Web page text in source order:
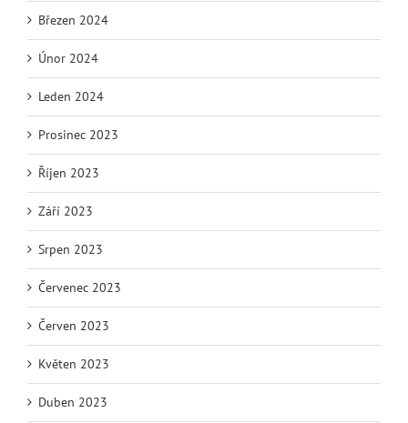
Březen 2024
Únor 2024
Leden 2024
Prosinec 2023
Říjen 2023
Září 2023
Srpen 2023
Červenec 2023
Červen 2023
Květen 2023
Duben 2023